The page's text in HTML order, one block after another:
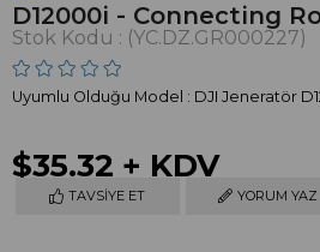
D12000i - Connecting
Stok Kodu (YC.DZ.GR000227)
Uyumlu Olduğu Model : DJI Jeneratör
$35.32 + KDV
TAVSIYE ET YORUM YAZ